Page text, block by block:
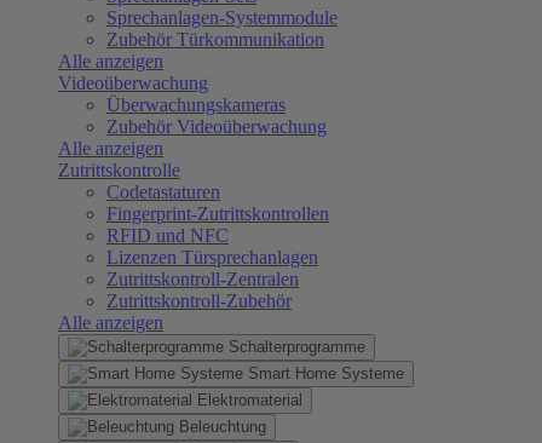
Sprechanlagen-Systemmodule
Zubehör Türkommunikation
Alle anzeigen
Videoüberwachung
Überwachungskameras
Zubehör Videoüberwachung
Alle anzeigen
Zutrittskontrolle
Codetastaturen
Fingerprint-Zutrittskontrollen
RFID und NFC
Lizenzen Türsprechanlagen
Zutrittskontroll-Zentralen
Zutrittskontroll-Zubehör
Alle anzeigen
Schalterprogramme
Smart Home Systeme
Elektromaterial
Beleuchtung